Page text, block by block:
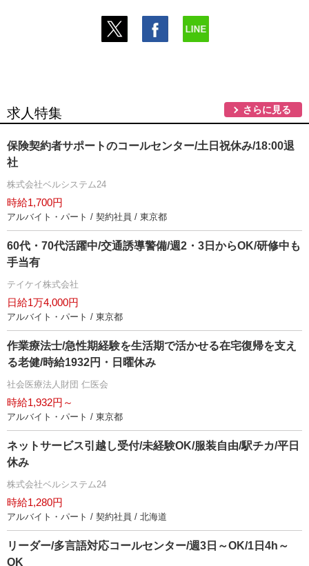
求人特集 さらに見る
保険契約者サポートのコールセンター/土日祝休み/18:00退
社
株式会社ベルシステム24
時給1,700円
アルバイト・パート / 契約社員 / 東京都
60代・70代活躍中/交通誘導警備/週2・3日からOK/研修中も
手当有
テイケイ株式会社
日給1万4,000円
アルバイト・パート / 東京都
作業療法士/急性期経験を生活期で活かせる在宅復帰を支え
る老健/時給1932円・日曜休み
社会医療法人財団 仁医会
時給1,932円～
アルバイト・パート / 東京都
ネットサービス引越し受付/未経験OK/服装自由/駅チカ/平日
休み
株式会社ベルシステム24
時給1,280円
アルバイト・パート / 契約社員 / 北海道
リーダー/多言語対応コールセンター/週3日～OK/1日4h～
OK